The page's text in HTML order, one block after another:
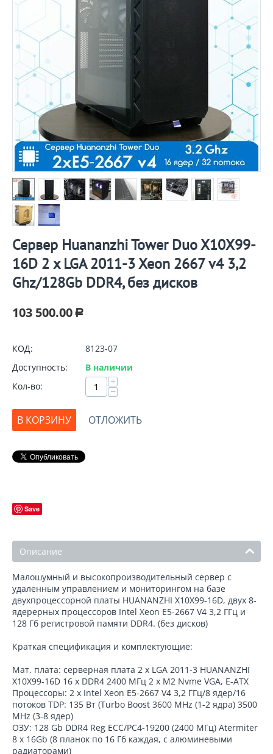
Сервер Huananzhi Tower Duo X10X99-
16D 2 x LGA 2011-3 Xeon 2667 v4 3,2
Ghz/128Gb DDR4, без дисков
103 500.00 Р
КОД:
8123-07
Доступность:
В наличии
Кол-во:
+
−
В КОРЗИНУ ОТЛОЖИТЬ
Save
Описание
Малошумный и высокопроизводительный сервер с
удаленным управлением и мониторингом на базе
двухпроцессорной платы HUANANZHI X10X99-16D, двух 8-
ядерерных процессоров Intel Xeon E5-2667 V4 3,2 ГГц и
128 Гб регистровой памяти DDR4. (без дисков)
Краткая спецификация и комплектующие:
Мат. плата: серверная плата 2 x LGA 2011-3 HUANANZHI
X10X99-16D 16 х DDR4 2400 МГц 2 x M2 Nvme VGA, E-АТХ
Процессоры: 2 х Intel Xeon E5-2667 V4 3,2 ГГц/8 ядер/16
потоков TDP: 135 Вт (Turbo Boost 3600 MHz (1-2 ядра) 3500
MHz (3-8 ядер)
ОЗУ: 128 Gb DDR4 Reg ECC/PC4-19200 (2400 МГц) Atermiter
8 x 16Gb (8 планок по 16 Гб каждая, с алюминевыми
радиаторами)